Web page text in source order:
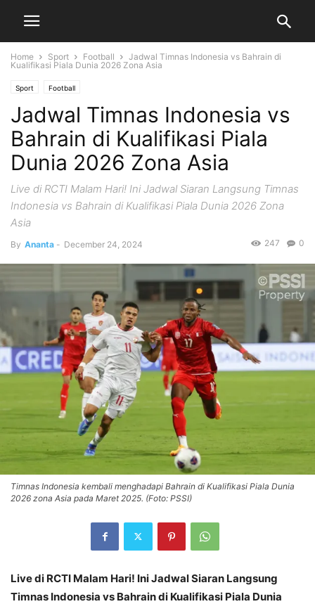
Home Sport Football
Jadwal Timnas Indonesia vs Bahrain di
Kualifikasi Piala Dunia 2026 Zona Asia
Sport Football
Jadwal Timnas Indonesia vs
Bahrain di Kualifikasi Piala
Dunia 2026 Zona Asia
Live di RCTI Malam Hari! Ini Jadwal Siaran Langsung Timnas
Indonesia vs Bahrain di Kualifikasi Piala Dunia 2026 Zona
Asia
By Ananta - December 24, 2024 0
247
Timnas Indonesia kembali menghadapi Bahrain di Kualifikasi Piala Dunia
2026 zona Asia pada Maret 2025. (Foto: PSSI)
Live di RCTI Malam Hari! Ini Jadwal Siaran Langsung
Timnas Indonesia vs Bahrain di Kualifikasi Piala Dunia